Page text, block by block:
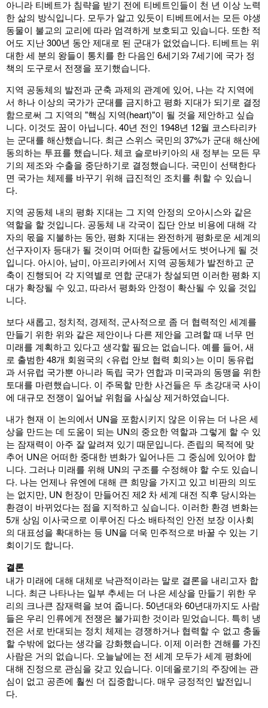
아니라 티베트가 침략을 받기 전에 티베트인들이 천 년 이상 노력
한 삶의 방식입니다. 모두가 알고 있듯이 티베트에서는 모든 야생
동물이 불교의 교리에 따라 엄격하게 보호되고 있습니다. 또한 적
어도 지난 300년 동안 제대로 된 군대가 없었습니다. 티베트는 위
대한 세 분의 왕들이 통치를 한 다음인 6세기와 7세기에 국가 정
책의 도구로서 전쟁을 포기했습니다.
지역 공동체의 발전과 군축 과제의 관계에 있어, 나는 각 지역에
서 하나 이상의 국가가 군대를 금지하고 평화 지대가 되기로 결정
함으로써 그 지역의 "핵심 지역(heart)"이 될 것을 제안하고 싶습
니다. 이것도 꿈이 아닙니다. 40년 전인 1948년 12월 코스타리카
는 군대를 해산했습니다. 최근 스위스 국민의 37%가 군대 해산에
동의하는 투표를 했습니다. 체코 슬로바키아의 새 정부는 모든 무
기의 제조와 수출을 중단하기로 결정했습니다. 국민이 선택한다
면 국가는 체제를 바꾸기 위해 급진적인 조치를 취할 수 있습니
다.
지역 공동체 내의 평화 지대는 그 지역 안정의 오아시스와 같은
역할을 할 것입니다. 공동체 내 각국이 집단 안보 비용에 대해 각
자의 몫을 지불하는 동안, 평화 지대는 완전하게 평화로운 세계의
선구자이자 등대가 될 것이며 어떠한 갈등에서도 벗어나게 될 것
입니다. 아시아, 남미, 아프리카에서 지역 공동체가 발전하고 군
축이 진행되어 각 지역별로 연합 군대가 창설되면 이러한 평화 지
대가 확장될 수 있고, 따라서 평화와 안정이 확산될 수 있을 것입
니다.
보다 새롭고, 정치적, 경제적, 군사적으로 좀 더 협력적인 세계를
만들기 위한 위와 같은 제안이나 다른 제안을 고려할 때 너무 먼
미래를 계획하고 있다고 생각할 필요는 없습니다. 예를 들어, 새
로 출범한 48개 회원국의 <유럽 안보 협력 회의>는 이미 동유럽
과 서유럽 국가뿐 아니라 독립 국가 연합과 미국과의 동맹을 위한
토대를 마련했습니다. 이 주목할 만한 사건들은 두 초강대국 사이
에 대규모 전쟁이 일어날 위험을 사실상 제거하였습니다.
내가 현재 이 논의에서 UN을 포함시키지 않은 이유는 더 나은 세
상을 만드는 데 도움이 되는 UN의 중요한 역할과 그렇게 할 수 있
는 잠재력이 아주 잘 알려져 있기 때문입니다. 존립의 목적에 맞
추어 UN은 어떠한 중대한 변화가 일어나든 그 중심에 있어야 합
니다. 그러나 미래를 위해 UN의 구조를 수정해야 할 수도 있습니
다. 나는 언제나 유엔에 대해 큰 희망을 가지고 있고 비판의 의도
는 없지만, UN 헌장이 만들어진 제2 차 세계 대전 직후 당시와는
환경이 바뀌었다는 점을 지적하고 싶습니다. 이러한 환경 변화는
5개 상임 이사국으로 이루어진 다소 배타적인 안전 보장 이사회
의 대표성을 확대하는 등 UN을 더욱 민주적으로 바꿀 수 있는 기
회이기도 합니다.
결론
내가 미래에 대해 대체로 낙관적이라는 말로 결론을 내리고자 합
니다. 최근 나타나는 일부 추세는 더 나은 세상을 만들기 위한 우
리의 크나큰 잠재력을 보여 줍니다. 50년대와 60년대까지도 사람
들은 우리 인류에게 전쟁은 불가피한 것이라 믿었습니다. 특히 냉
전은 서로 반대되는 정치 체제는 경쟁하거나 협력할 수 없고 충돌
할 수밖에 없다는 생각을 강화했습니다. 이제 이러한 견해를 가진
사람은 거의 없습니다. 오늘날에는 전 세계 모두가 세계 평화에
대해 진정으로 관심을 갖고 있습니다. 이데올로기의 주장에는 관
심이 없고 공존에 훨씬 더 집중합니다. 매우 긍정적인 발전입니
다.